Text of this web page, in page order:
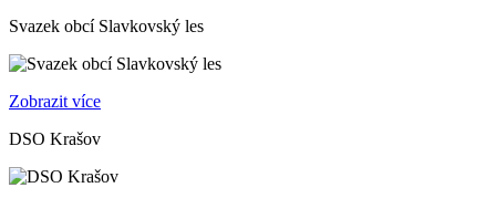
Svazek obcí Slavkovský les
Zobrazit více
DSO Krašov